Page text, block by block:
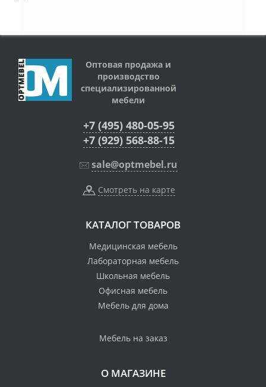
Оптовая продажа и
производство
специализированной
мебели
+7 (495) 480-05-95
+7 (929) 568-88-15
sale@optmebel.ru
Смотреть на карте
КАТАЛОГ ТОВАРОВ
Медицинская мебель
Лабораторная мебель
Школьная мебель
Офисная мебель
Мебель для дома
Мебель на заказ
О МАГАЗИНЕ